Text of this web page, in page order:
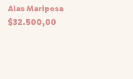
Alas Mariposa
$32.500,00